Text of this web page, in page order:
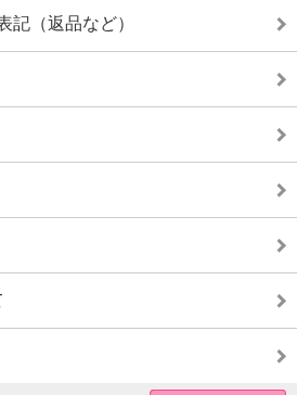
記（返品など）